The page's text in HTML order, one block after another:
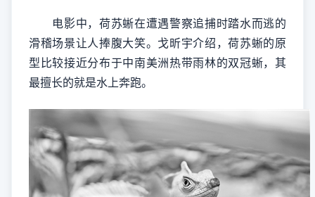
电影中，荷苏蜥在遭遇警察追捕时踏水而逃的
滑稽场景让人捧腹大笑。戈昕宇介绍，荷苏蜥的原
型比较接近分布于中南美洲热带雨林的双冠蜥，其
最擅长的就是水上奔跑。